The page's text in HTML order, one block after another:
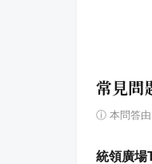
常見問
ⓘ 本問答
統領廣場